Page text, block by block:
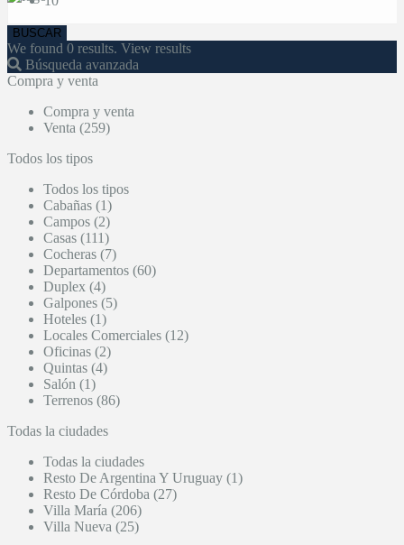
We found 0 results. View results
Búsqueda avanzada
Compra y venta
Compra y venta
Venta (259)
Todos los tipos
Todos los tipos
Cabañas (1)
Campos (2)
Casas (111)
Cocheras (7)
Departamentos (60)
Duplex (4)
Galpones (5)
Hoteles (1)
Locales Comerciales (12)
Oficinas (2)
Quintas (4)
Salón (1)
Terrenos (86)
Todas la ciudades
Todas la ciudades
Resto De Argentina Y Uruguay (1)
Resto De Córdoba (27)
Villa María (206)
Villa Nueva (25)